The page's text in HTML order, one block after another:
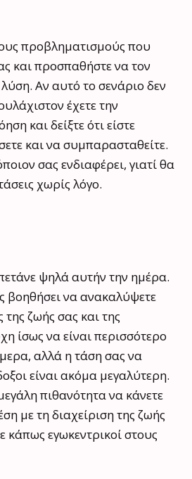
προβληματισμούς που
και προσπαθήστε να τον
Αν αυτό το σενάριο δεν
έχετε την
και δείξτε ότι είστε
και να συμπαρασταθείτε.
σας ενδιαφέρει, γιατί θα
χωρίς λόγο.
ψηλά αυτήν την ημέρα.
βοηθήσει να ανακαλύψετε
ζωής σας και της
ίσως να είναι περισσότερο
αλλά η τάση σας να
είναι ακόμα μεγαλύτερη.
πιθανότητα να κάνετε
με τη διαχείριση της ζωής
κάπως εγωκεντρικοί στους